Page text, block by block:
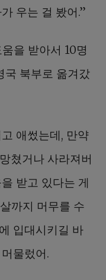
우는 걸 봤어.”
을 받아서 10명
국 북부로 옮겨갔
애썼는데, 만약
쳤거나 사라져버
받고 있다는 게
까지 머무를 수
입대시키길 바
물렀어.